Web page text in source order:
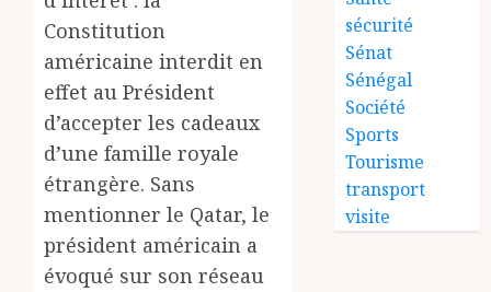
Constitution
américaine interdit en
effet au Président
d’accepter les cadeaux
d’une famille royale
étrangère. Sans
mentionner le Qatar, le
président américain a
évoqué sur son réseau
sécurité
Sénat
Sénégal
Société
Sports
Tourisme
transport
visite